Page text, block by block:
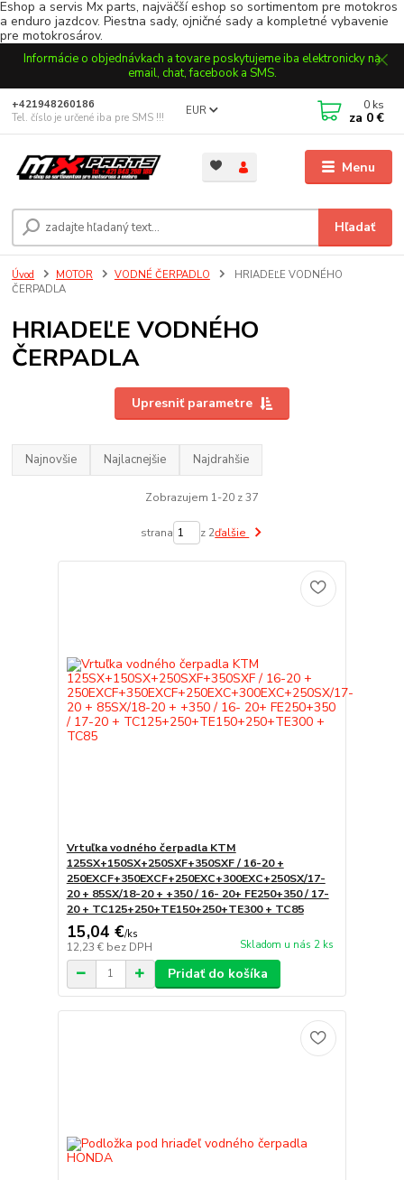
Eshop a servis Mx parts, najväčší eshop so sortimentom pre motokros
a enduro jazdcov. Piestna sady, ojničné sady a kompletné vybavenie
pre motokrosárov.
Informácie o objednávkach a tovare poskytujeme iba elektronicky na
email, chat, facebook a SMS.
Menu
EUR
Hľadať
+421948260186
Tel. číslo je určené iba pre SMS !!!
0 ks
za 0 €
Úvod MOTOR VODNÉ ČERPADLO
HRIADEĽE VODNÉHO
ČERPADLA
HRIADEĽE VODNÉHO
ČERPADLA
Upresniť parametre
Najnovšie Najlacnejšie Najdrahšie
Zobrazujem 1-20 z 37
strana z 2ďalšie
Vrtuľka vodného čerpadla KTM
125SX+150SX+250SXF+350SXF / 16-20 +
250EXCF+350EXCF+250EXC+300EXC+250SX/17-
20 + 85SX/18-20 + +350 / 16- 20+ FE250+350 / 17-
20 + TC125+250+TE150+250+TE300 + TC85
15,04 €/ks
12,23 € bez DPH Skladom u nás 2 ks
Pridať do košíka